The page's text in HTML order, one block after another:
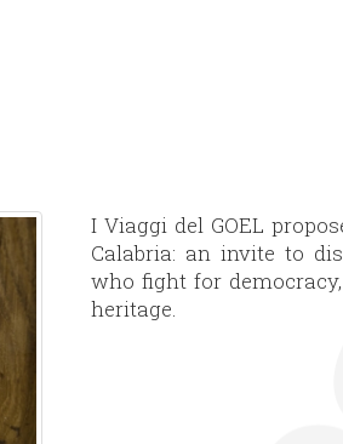
I Viaggi del GOEL
Calabria: an invite to
who fight for
heritage.